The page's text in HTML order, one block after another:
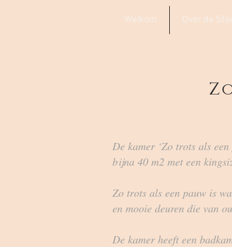
Welkom Over de
De kamer ‘Zo trots als
bijna 40 m2 met een
Zo trots als een pauw is
en mooie deuren die van
De kamer heeft een